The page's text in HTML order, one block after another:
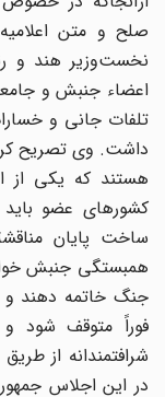
صلح و متن اعلامیه
نخست‌وزیر هند و
اعضاء جنبش و
تلفات جانی و
داشت. وی تصریح
هستند که یکی از
کشورهای عضو
ساخت پایان
همبستگی جنبش
جنگ خاتمه دهند و
فوراً ‌متوقف شود و
شرافتمندانه از
در این اجلاس